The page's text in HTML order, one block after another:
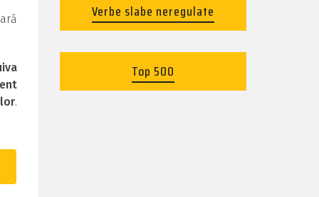
.
Verbe slabe neregulate
Top 500